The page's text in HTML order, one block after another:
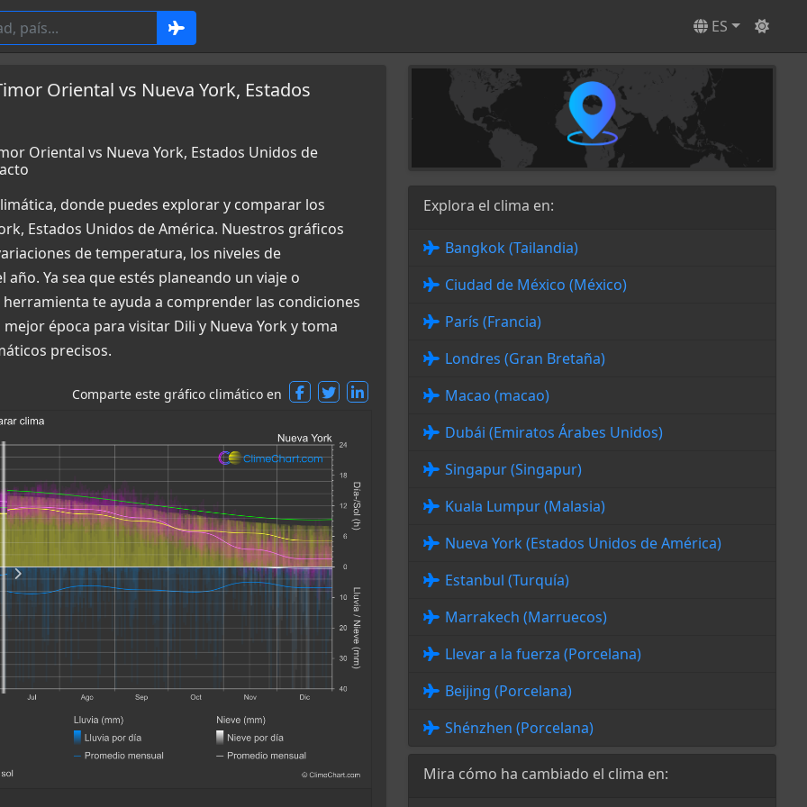
ES
Oriental vs Nueva York, Estados
Oriental vs Nueva York, Estados Unidos de
donde puedes explorar y comparar los
Estados Unidos de América. Nuestros gráficos
de temperatura, los niveles de
Ya sea que estés planeando un viaje o
te ayuda a comprender las condiciones
época para visitar Dili y Nueva York y toma
precisos.
Comparte este gráfico climático en
Explora el clima en:
Bangkok (Tailandia)
Ciudad de México (México)
París (Francia)
Londres (Gran Bretaña)
Macao (macao)
Dubái (Emiratos Árabes Unidos)
Singapur (Singapur)
Kuala Lumpur (Malasia)
Nueva York (Estados Unidos de América)
Estanbul (Turquía)
Marrakech (Marruecos)
Llevar a la fuerza (Porcelana)
Beijing (Porcelana)
Shénzhen (Porcelana)
Mira cómo ha cambiado el clima en: